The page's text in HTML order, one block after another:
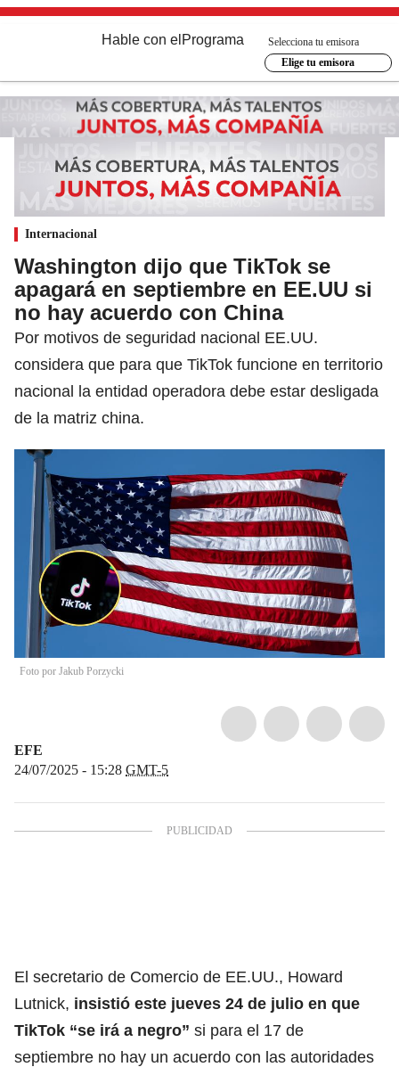
Hable con el Programa
Selecciona tu emisora
Elige tu emisora
Internacional
Washington dijo que TikTok se
apagará en septiembre en EE.UU si
no hay acuerdo con China
Por motivos de seguridad nacional EE.UU.
considera que para que TikTok funcione en territorio
nacional la entidad operadora debe estar desligada
de la matriz china.
Foto por Jakub Porzycki
EFE
24/07/2025 - 15:28 GMT-5
El secretario de Comercio de EE.UU., Howard
Lutnick, insistió este jueves 24 de julio en que
TikTok “se irá a negro” si para el 17 de
septiembre no hay un acuerdo con las autoridades